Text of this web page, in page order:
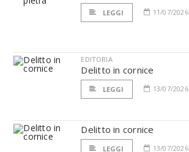
LEGGI 11/07/2026
EDITORIA
Delitto in cornice
LEGGI 13/07/2026
Delitto in cornice
LEGGI 13/07/2026